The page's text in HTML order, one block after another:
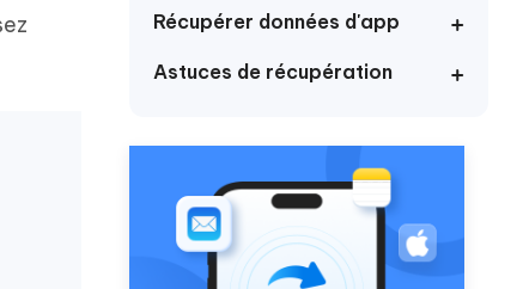
Plus de conseils utiles
Plus de conseils utiles
CommencerRécupérer données d'app
Astuces de récupération